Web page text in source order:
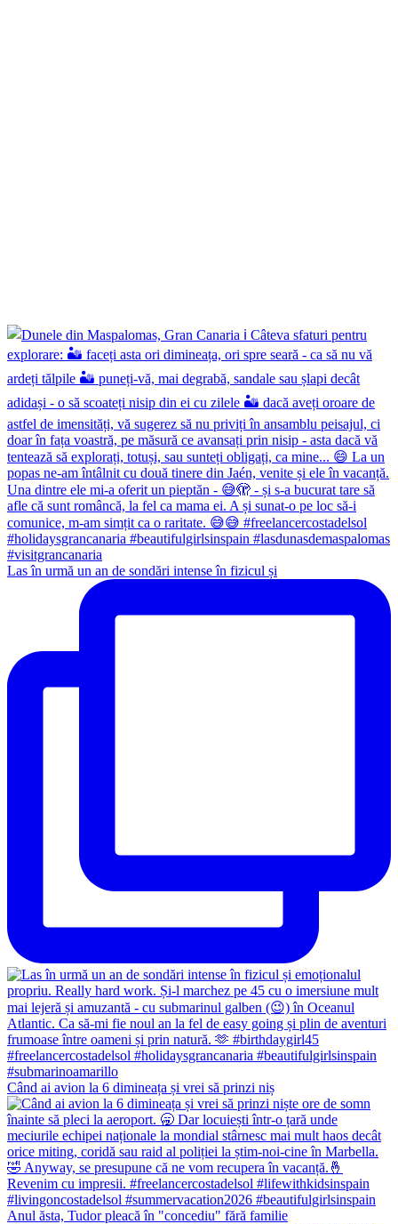
Las în urmă un an de sondări intense în fizicul și
Când ai avion la 6 dimineața și vrei să prinzi niș
Anul ăsta, Tudor pleacă în "concediu" fără familie